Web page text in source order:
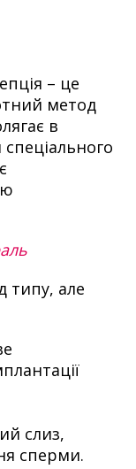
– це
метод
в
типу, але
слиз,
сперми.